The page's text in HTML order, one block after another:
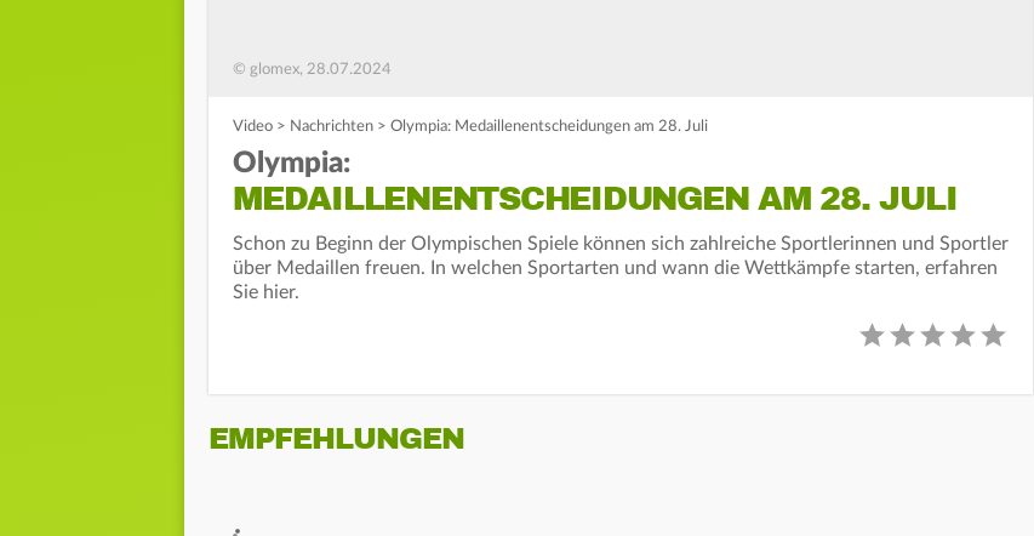
© glomex, 28.07.2024
Video > Nachrichten > Olympia: Medaillenentscheidungen am 28. Juli
Olympia:
MEDAILLENENTSCHEIDUNGEN AM 28. JULI
Schon zu Beginn der Olympischen Spiele können sich zahlreiche Sportlerinnen und Sportler
über Medaillen freuen. In welchen Sportarten und wann die Wettkämpfe starten, erfahren
Sie hier.
EMPFEHLUNGEN